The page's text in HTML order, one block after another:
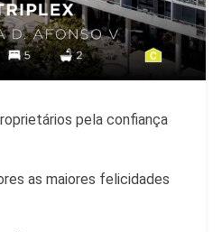
pela confiança
as maiores felicidades